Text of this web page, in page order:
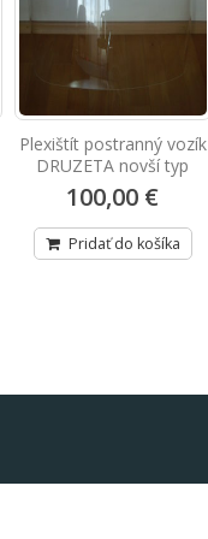
Plexištít postranný vozík
DRUZETA novší typ
100,00 €
Pridať do košíka